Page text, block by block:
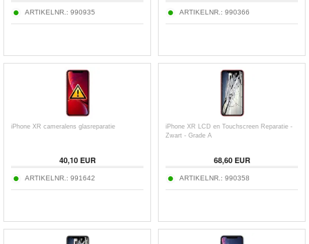
ARTIKELNR.: 990935 ARTIKELNR.: 990366
iPhone XR cameralens glasreparatie
40,10 EUR
ARTIKELNR.: 991642
iPhone XR LCD en Touchscreen Reparatie -
Zwart - Grade A
68,60 EUR
ARTIKELNR.: 990358